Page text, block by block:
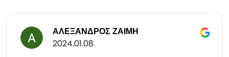
ΑΛΕΞΑΝΔΡΟΣ ΖΑΙΜΗ
2024.01.08